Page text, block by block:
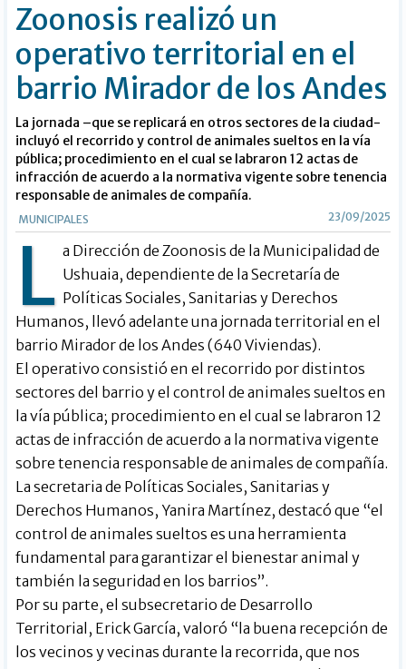
Zoonosis realizó un
operativo territorial en el
barrio Mirador de los Andes
La jornada –que se replicará en otros sectores de la ciudad-
incluyó el recorrido y control de animales sueltos en la vía
pública; procedimiento en el cual se labraron 12 actas de
infracción de acuerdo a la normativa vigente sobre tenencia
responsable de animales de compañía.
MUNICIPALES 23/09/2025
L a Dirección de Zoonosis de la Municipalidad de
Ushuaia, dependiente de la Secretaría de
Políticas Sociales, Sanitarias y Derechos
Humanos, llevó adelante una jornada territorial en el
barrio Mirador de los Andes (640 Viviendas).
El operativo consistió en el recorrido por distintos
sectores del barrio y el control de animales sueltos en
la vía pública; procedimiento en el cual se labraron 12
actas de infracción de acuerdo a la normativa vigente
sobre tenencia responsable de animales de compañía.
La secretaria de Políticas Sociales, Sanitarias y
Derechos Humanos, Yanira Martínez, destacó que “el
control de animales sueltos es una herramienta
fundamental para garantizar el bienestar animal y
también la seguridad en los barrios”.
Por su parte, el subsecretario de Desarrollo
Territorial, Erick García, valoró “la buena recepción de
los vecinos y vecinas durante la recorrida, que nos